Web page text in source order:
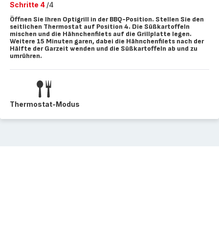
Schritte 4 /4
Öffnen Sie Ihren Optigrill in der BBQ-Position. Stellen Sie den
seitlichen Thermostat auf Position 4. Die Süßkartoffeln
mischen und die Hähnchenfilets auf die Grillplatte legen.
Weitere 15 Minuten garen, dabei die Hähnchenfilets nach der
Hälfte der Garzeit wenden und die Süßkartoffeln ab und zu
umrühren.
Thermostat-Modus